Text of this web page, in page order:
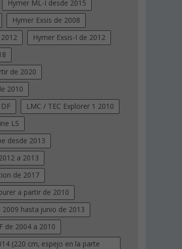
Hymer ML-I desde 2015
Hymer Exsis de 2008
Hymer Exsis-I de 2012
de 2020
2010
LMC / TEC Explorer 1 2010
LS
desde 2013
a 2013
de 2017
a partir de 2010
hasta junio de 2013
de 2004 a 2010
(220 cm, espejo en la parte